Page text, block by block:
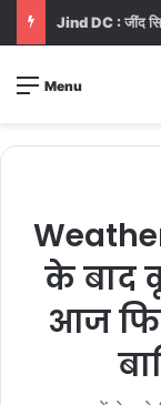
Menu
के
आज